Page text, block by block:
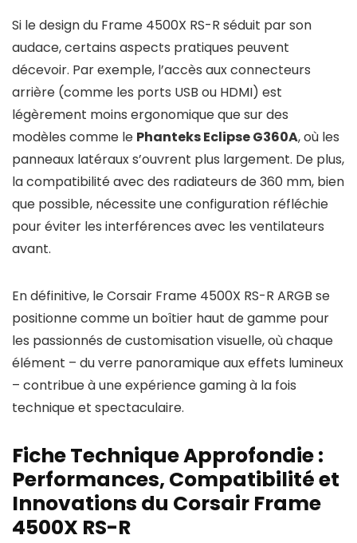
Si le design du Frame 4500X RS-R séduit par son
audace, certains aspects pratiques peuvent
décevoir. Par exemple, l’accès aux connecteurs
arrière (comme les ports USB ou HDMI) est
légèrement moins ergonomique que sur des
modèles comme le Phanteks Eclipse G360A, où les
panneaux latéraux s’ouvrent plus largement. De plus,
la compatibilité avec des radiateurs de 360 mm, bien
que possible, nécessite une configuration réfléchie
pour éviter les interférences avec les ventilateurs
avant.
En définitive, le Corsair Frame 4500X RS-R ARGB se
positionne comme un boîtier haut de gamme pour
les passionnés de customisation visuelle, où chaque
élément – du verre panoramique aux effets lumineux
– contribue à une expérience gaming à la fois
technique et spectaculaire.
Fiche Technique Approfondie :
Performances, Compatibilité et
Innovations du Corsair Frame
4500X RS-R